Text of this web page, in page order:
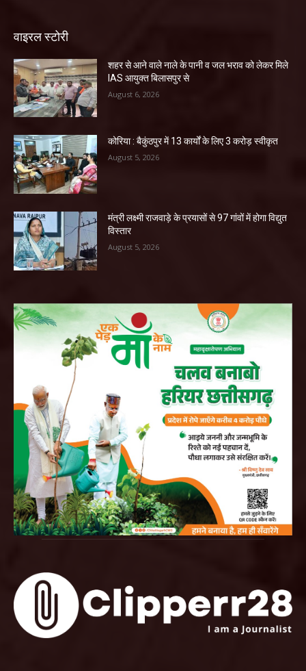
वाइरल स्टोरी
शहर से आने वाले नाले के पानी व जल भराव को लेकर मिले
IAS आयुक्त बिलासपुर से
August 6, 2026
कोरिया : बैकुंठपुर में 13 कार्यों के लिए 3 करोड़ स्वीकृत
August 5, 2026
मंत्री लक्ष्मी राजवाड़े के प्रयासों से 97 गांवों में होगा विद्युत
विस्तार
August 5, 2026